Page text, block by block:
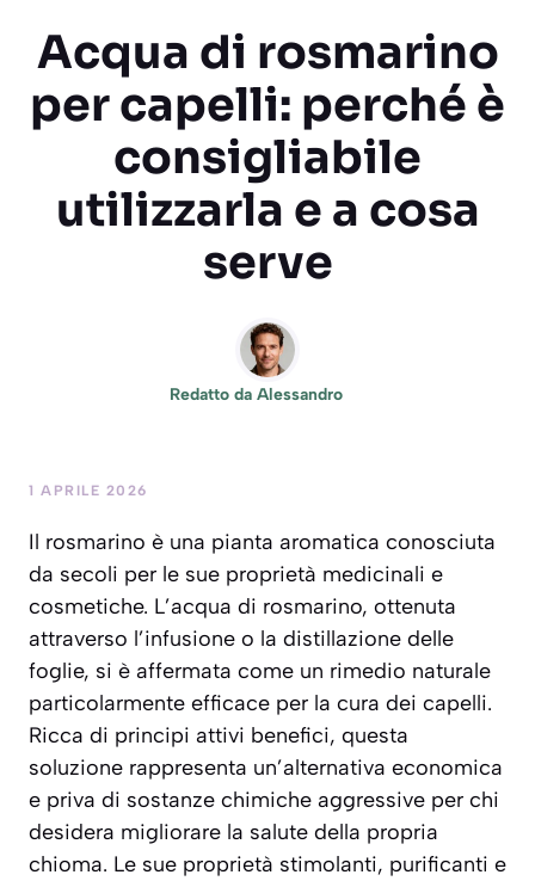
Acqua di rosmarino
per capelli: perché è
consigliabile
utilizzarla e a cosa
serve
Redatto da Alessandro
1 APRILE 2026
Il rosmarino è una pianta aromatica conosciuta
da secoli per le sue proprietà medicinali e
cosmetiche. L’acqua di rosmarino, ottenuta
attraverso l’infusione o la distillazione delle
foglie, si è affermata come un rimedio naturale
particolarmente efficace per la cura dei capelli.
Ricca di principi attivi benefici, questa
soluzione rappresenta un’alternativa economica
e priva di sostanze chimiche aggressive per chi
desidera migliorare la salute della propria
chioma. Le sue proprietà stimolanti, purificanti e